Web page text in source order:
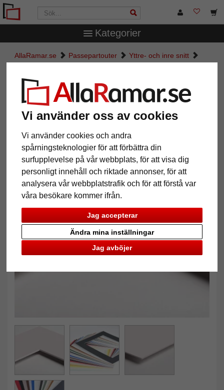
Vi använder oss av cookies
Vi använder cookies och andra
spårningsteknologier för att förbättra din
surfupplevelse på vår webbplats, för att visa dig
personligt innehåll och riktade annonser, för att
analysera vår webbplatstrafik och för att förstå var
våra besökare kommer ifrån.
Jag accepterar
Jag avböjer
Ändra mina inställningar
Kategorier
AllaRamar.se Passepartouter
Yttre- och inre snitt
Måttbeställd passepartout
Pictures Preview
Tillbaka